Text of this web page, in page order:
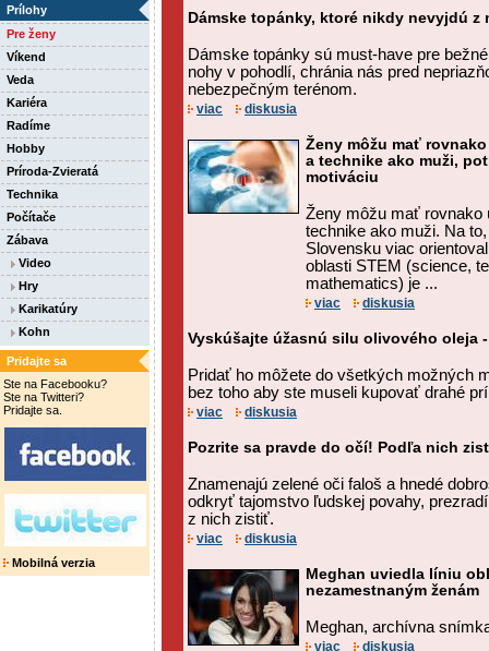
Prílohy
Pre ženy
Víkend
Veda
Kariéra
Radíme
Hobby
Príroda-Zvieratá
Technika
Počítače
Zábava
Video
Hry
Karikatúry
Kohn
Pridajte sa
Ste na Facebooku?
Ste na Twitteri?
Pridajte sa.
Mobilná verzia
Dámske topánky, ktoré nikdy nevyjdú z
Dámske topánky sú must-have pre
nohy v pohodlí, chránia nás pred
nebezpečným terénom.
viac diskusia
Ženy môžu mať
a technike ako muži,
motiváciu
Ženy môžu mať rovnako
technike ako muži. Na
Slovensku viac
oblasti STEM (science,
mathematics) je ...
viac diskusia
Vyskúšajte úžasnú silu olivového oleja
Pridať ho môžete do všetkých možných
bez toho aby ste museli kupovať drahé
viac diskusia
Pozrite sa pravde do očí! Podľa nich
Znamenajú zelené oči faloš a hnedé
odkryť tajomstvo ľudskej povahy,
z nich zistiť.
viac diskusia
Meghan uviedla líniu
nezamestnaným ženám
Meghan, archívna
viac diskusia